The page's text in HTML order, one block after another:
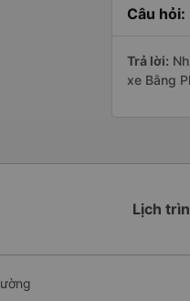
Câu hỏi:
Trả lời:
xe Bằng
Lịch